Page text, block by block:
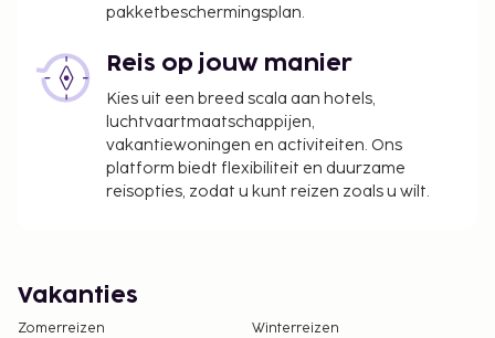
pakketbeschermingsplan.
Reis op jouw manier
Kies uit een breed scala aan hotels,
luchtvaartmaatschappijen,
vakantiewoningen en activiteiten. Ons
platform biedt flexibiliteit en duurzame
reisopties, zodat u kunt reizen zoals u wilt.
Vakanties
Zomerreizen
Winterreizen